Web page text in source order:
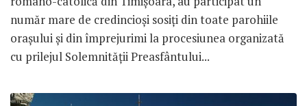
număr mare de credincioși sosiți din toate parohiile
orașului și din împrejurimi la procesiunea organizată
cu prilejul Solemnității Preasfântului...